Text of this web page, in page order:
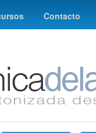
Contacto